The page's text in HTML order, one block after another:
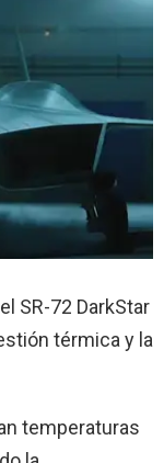
SR-72 DarkStar
térmica y la
temperaturas